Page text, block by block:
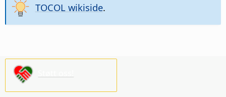
TOCOL wikiside.